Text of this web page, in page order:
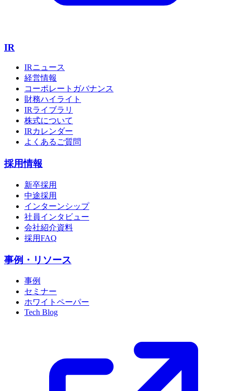
IR
IRニュース
経営情報
コーポレートガバナンス
財務ハイライト
IRライブラリ
株式について
IRカレンダー
よくあるご質問
採用情報
新卒採用
中途採用
インターンシップ
社員インタビュー
会社紹介資料
採用FAQ
事例・リソース
事例
セミナー
ホワイトペーパー
Tech Blog